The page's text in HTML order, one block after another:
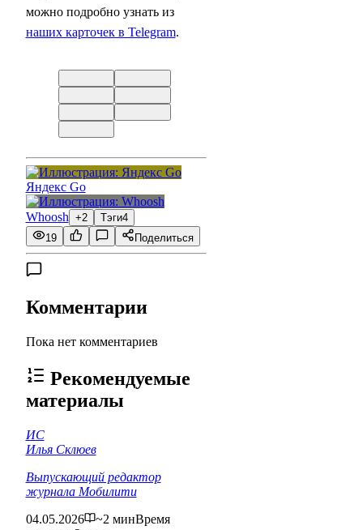
можно подробно узнать из
наших карточек в Telegram.
Яндекс Go
Whoosh +2 Тэги4
19
Поделиться
Комментарии
Пока нет комментариев
Рекомендуемые
материалы
ИС
Илья Склюев
Выпускающий редактор
журнала Мобилити
04.05.2026
~2 минВремя